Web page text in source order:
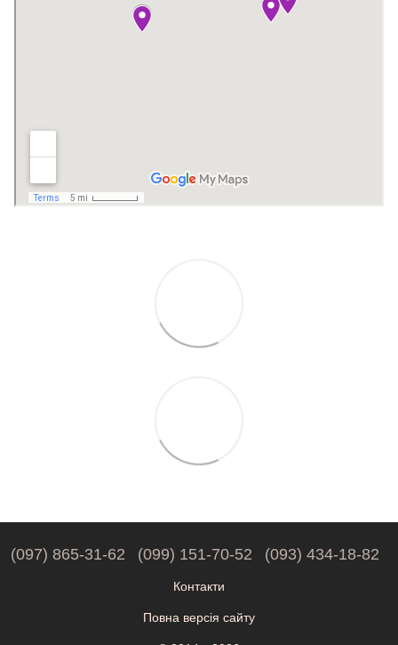
(097) 865-31-62 (099) 151-70-52 (093) 434-18-82
Контакти
Повна версія сайту